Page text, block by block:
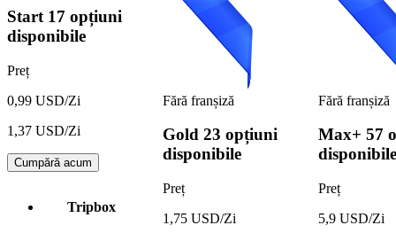
Start 17 opțiuni
disponibile
Preț
0,99 USD/Zi
1,37 USD/Zi
Cumpără acum
Tripbox
Fără franșiză
Gold 23 opțiuni
disponibile
Preț
1,75 USD/Zi
Fără franșiză
Max+ 57
disponibile
Preț
5,9 USD/Zi